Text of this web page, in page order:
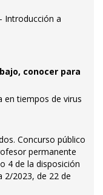
Introducción a
conocer para
en tiempos de virus
Concurso público
permanente
4 de la disposición
2/2023, de 22 de